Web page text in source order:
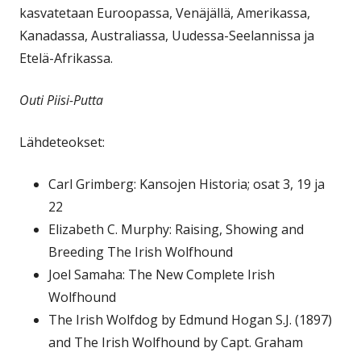
kasvatetaan Euroopassa, Venäjällä, Amerikassa,
Kanadassa, Australiassa, Uudessa-Seelannissa ja
Etelä-Afrikassa.
Outi Piisi-Putta
Lähdeteokset:
Carl Grimberg: Kansojen Historia; osat 3, 19 ja
22
Elizabeth C. Murphy: Raising, Showing and
Breeding The Irish Wolfhound
Joel Samaha: The New Complete Irish
Wolfhound
The Irish Wolfdog by Edmund Hogan S.J. (1897)
and The Irish Wolfhound by Capt. Graham